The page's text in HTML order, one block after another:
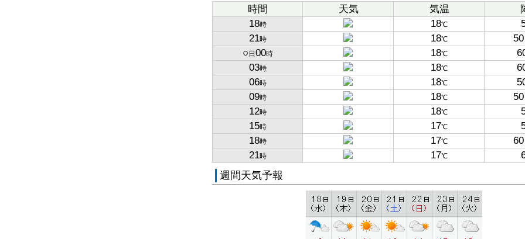
時間 天気 気温
18時 18℃
21時 18℃ 50
○ 日 00時 18℃
03時 18℃
06時 18℃
09時 18℃ 50
12時 18℃
15時 17℃
18時 17℃ 60
21時 17℃
週間天気予報